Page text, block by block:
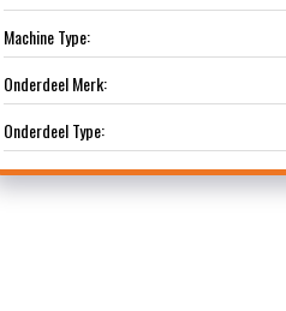
Machine Type:
Onderdeel Merk:
Onderdeel Type: